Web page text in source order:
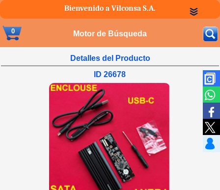
Bienvenido a Vilconsa S.A.
0 Motor de Búsqueda
Detalles del Producto
ID 26678